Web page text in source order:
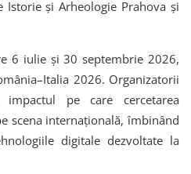
Istorie și Arheologie Prahova și
6 iulie și 30 septembrie 2026,
2026. Organizatorii
pe care cercetarea
scena internațională, îmbinând
digitale dezvoltate la